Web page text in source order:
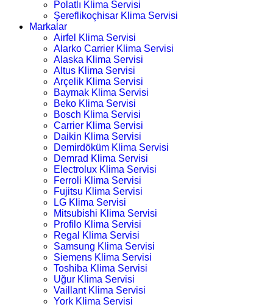
Polatlı Klima Servisi
Şereflikoçhisar Klima Servisi
Markalar
Airfel Klima Servisi
Alarko Carrier Klima Servisi
Alaska Klima Servisi
Altus Klima Servisi
Arçelik Klima Servisi
Baymak Klima Servisi
Beko Klima Servisi
Bosch Klima Servisi
Carrier Klima Servisi
Daikin Klima Servisi
Demirdöküm Klima Servisi
Demrad Klima Servisi
Electrolux Klima Servisi
Ferroli Klima Servisi
Fujitsu Klima Servisi
LG Klima Servisi
Mitsubishi Klima Servisi
Profilo Klima Servisi
Regal Klima Servisi
Samsung Klima Servisi
Siemens Klima Servisi
Toshiba Klima Servisi
Uğur Klima Servisi
Vaillant Klima Servisi
York Klima Servisi